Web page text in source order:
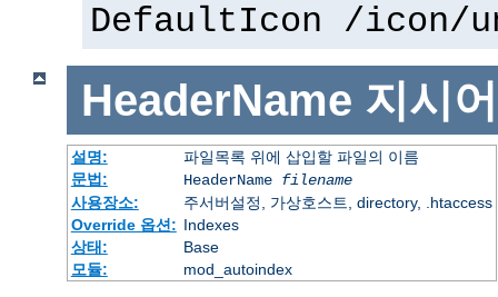
DefaultIcon /icon/
HeaderName 지시어
설명:
파일목록 위에 삽입할 파일의 이름
문법:
HeaderName filename
사용장소:
주서버설정, 가상호스트, directory, .htaccess
Override 옵션: Indexes
상태:
Base
모듈:
mod_autoindex